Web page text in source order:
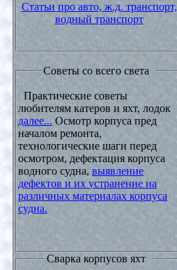
Статьи про авто, ж.д. транспорт,
водный транспорт
Советы со всего света
Практические советы
любителям катеров и яхт, лодок
далее... Осмотр корпуса пред
началом ремонта,
технологические шаги перед
осмотром, дефектация корпуса
водного судна, выявление
дефектов и их устранение на
различных материалах корпуса
судна.
Сварка корпусов яхт